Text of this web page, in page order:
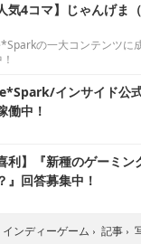
人気4コマ】じゃんげ
の一大コンテンツに
インサイド公
働中！
利】『新種のゲーミ
』回答募集中！
インディーゲーム › 記事 ›